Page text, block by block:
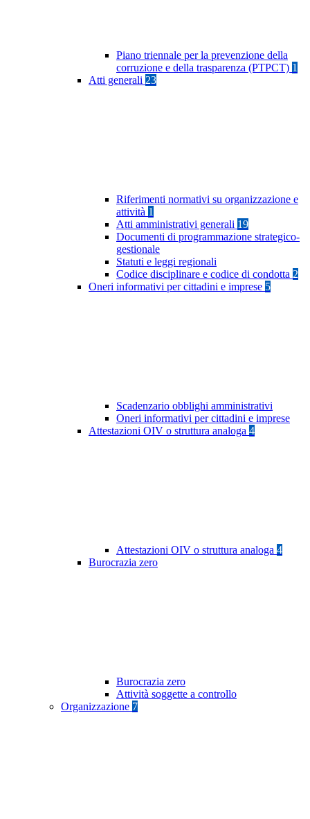
Piano triennale per la prevenzione della
corruzione e della trasparenza (PTPCT) 1
Atti generali 23
Riferimenti normativi su organizzazione e
attività 1
Atti amministrativi generali 19
Documenti di programmazione strategico-
gestionale
Statuti e leggi regionali
Codice disciplinare e codice di condotta 2
Oneri informativi per cittadini e imprese 5
Scadenzario obblighi amministrativi
Oneri informativi per cittadini e imprese
Attestazioni OIV o struttura analoga 4
Attestazioni OIV o struttura analoga 4
Burocrazia zero
Burocrazia zero
Attività soggette a controllo
Organizzazione 7